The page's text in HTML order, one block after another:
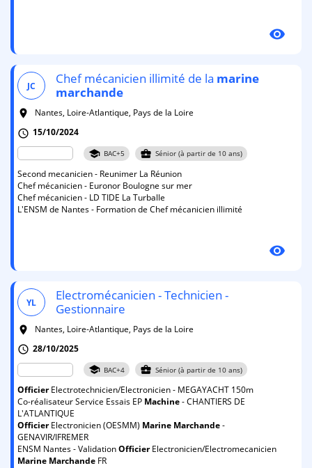
visibility
JC Chef mécanicien illimité de la marine
marchande
room
Nantes, Loire-Atlantique, Pays de la Loire
schedule 15/10/2024
school BAC+5 business_center Sénior (à partir de 10 ans)
Second mecanicien - Reunimer La Réunion
Chef mécanicien - Euronor Boulogne sur mer
Chef mécanicien - LD TIDE La Turballe
L'ENSM de Nantes - Formation de Chef mécanicien illimité
visibility
YL
Electromécanicien - Technicien -
Gestionnaire
room
Nantes, Loire-Atlantique, Pays de la Loire
schedule 28/10/2025
school BAC+4 business_center Sénior (à partir de 10 ans)
OfficierElectrotechnicien/Electronicien - MEGAYACHT 150m
Co-réalisateur Service Essais EP Machine- CHANTIERS DE
L'ATLANTIQUE
OfficierElectronicien (OESMM) Marine Marchande-
GENAVIR/IFREMER
ENSM Nantes - ValidationOfficierElectronicien/Electromecanicien
Marine Marchande FR